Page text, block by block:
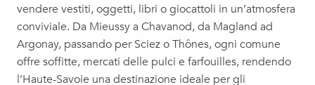
vendere vestiti, oggetti, libri o giocattoli in un’atmosfera
conviviale. Da Mieussy a Chavanod, da Magland ad
Argonay, passando per Sciez o Thônes, ogni comune
offre soffitte, mercati delle pulci e farfouilles, rendendo
l’Haute-Savoie una destinazione ideale per gli